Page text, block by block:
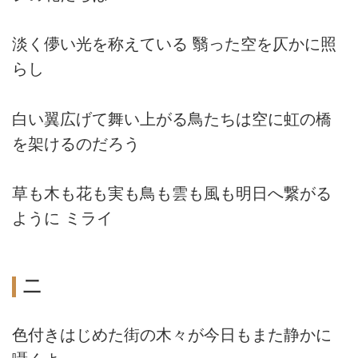
淡く儚い光を称えている 翳った空を仄かに照
らし
白い翼広げて舞い上がる鳥たちは空に虹の橋
を架けるのだろう
草も木も花も実も鳥も雲も風も明日へ繋がる
ように ミライ
二
色付きはじめた街の木々が今日もまた静かに